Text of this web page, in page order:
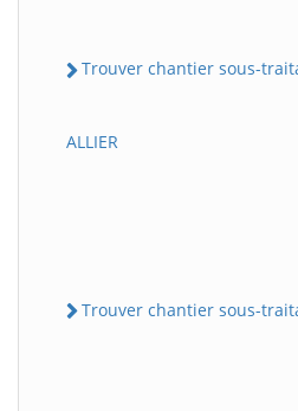
Trouver chantier sous-
ALLIER
Trouver chantier sous-